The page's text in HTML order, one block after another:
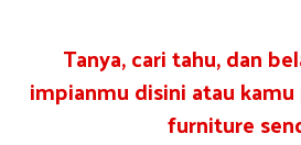
Tanya, cari tahu, dan
impianmu disini atau
furniture